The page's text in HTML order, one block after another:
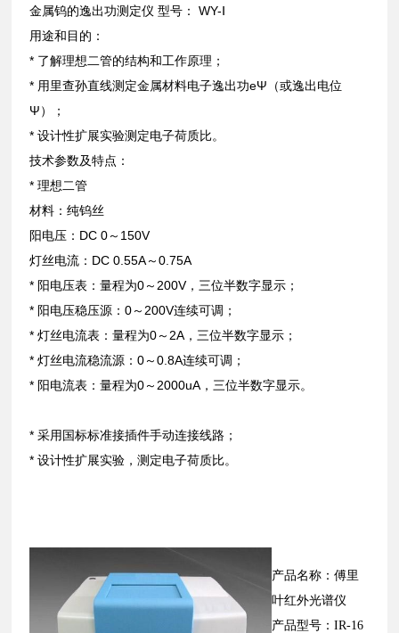
金属钨的逸出功测定仪 型号： WY-Ⅰ
用途和目的：
* 了解理想二管的结构和工作原理；
* 用里查孙直线测定金属材料电子逸出功eΨ（或逸出电位
Ψ）；
* 设计性扩展实验测定电子荷质比。
技术参数及特点：
* 理想二管
材料：纯钨丝
阳电压：DC 0～150V
灯丝电流：DC 0.55A～0.75A
* 阳电压表：量程为0～200V，三位半数字显示；
* 阳电压稳压源：0～200V连续可调；
* 灯丝电流表：量程为0～2A，三位半数字显示；
* 灯丝电流稳流源：0～0.8A连续可调；
* 阳电流表：量程为0～2000uA，三位半数字显示。
* 采用国标标准接插件手动连接线路；
* 设计性扩展实验，测定电子荷质比。
产品名称：傅里
叶红外光谱仪
产品型号：IR-16